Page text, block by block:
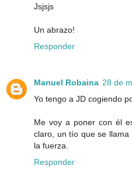
Jsjsjs
Un abrazo!
Responder
Manuel Robaina 28 de
Yo tengo a JD cogiendo
Me voy a poner con él
claro, un tío que se llama
la fuerza.
Responder